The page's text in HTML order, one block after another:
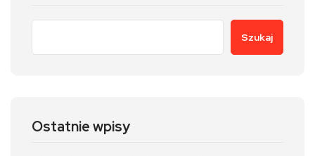
Szukaj
Ostatnie wpisy